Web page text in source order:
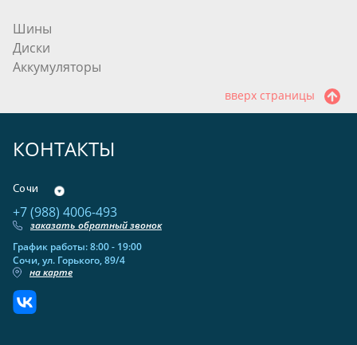
Шины
Диски
Аккумуляторы
вверх страницы
КОНТАКТЫ
Сочи
+7 (988) 4006-493
заказать обратный звонок
График работы: 8:00 - 19:00
Сочи, ул. Горького, 89/4
на карте